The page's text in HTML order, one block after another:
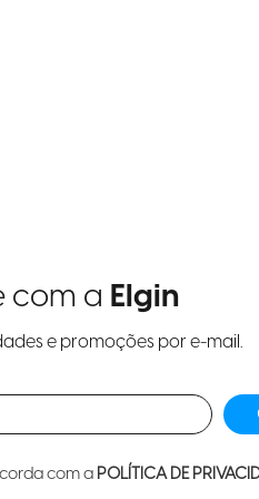
com a Elgin
e promoções por e-mail.
com aPOLÍTICA DE